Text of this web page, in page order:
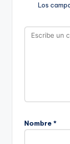
Los
Nombre *